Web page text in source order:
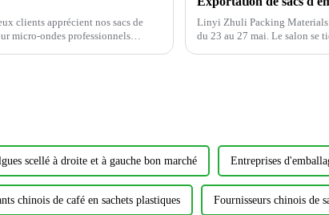
clients apprécient nos sacs de
micro-ondes professionnels…
Linyi Zhuli Packing Materials
du 23 au 27 mai. Le salon se
scellé à droite et à gauche bon marché Entreprises
chinois de café en sachets plastiques Fournisseurs chinois de